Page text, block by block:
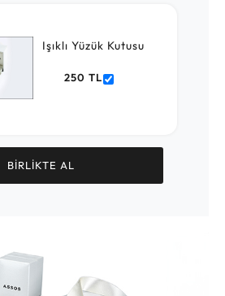
Işıklı Yüzük Kutusu
250 TL
BİRLİKTE AL